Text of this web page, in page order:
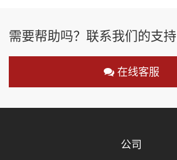
需要帮助吗？联系我们的支
在线客服
公司